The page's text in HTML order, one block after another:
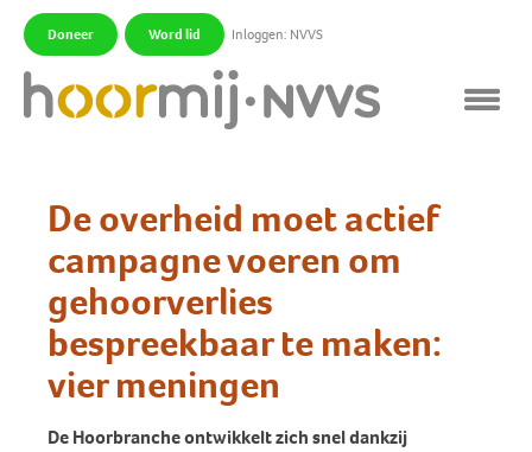
Doneer Word lid Inloggen: NVVS
De overheid moet actief
campagne voeren om
gehoorverlies
bespreekbaar te maken:
vier meningen
De Hoorbranche ontwikkelt zich snel dankzij